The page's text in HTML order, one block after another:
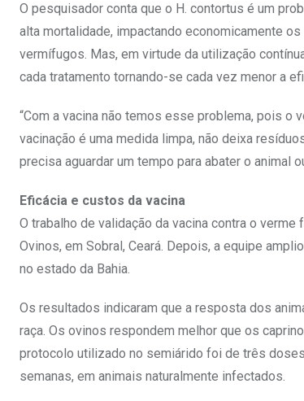
O pesquisador conta que o H. contortus é um
alta mortalidade, impactando economicamente
vermífugos. Mas, em virtude da utilização
cada tratamento tornando-se cada vez menor a
“Com a vacina não temos esse problema, pois o
vacinação é uma medida limpa, não deixa
precisa aguardar um tempo para abater o animal
Eficácia e custos da vacina
O trabalho de validação da vacina contra o
Ovinos, em Sobral, Ceará. Depois, a equipe
no estado da Bahia.
Os resultados indicaram que a resposta dos
raça. Os ovinos respondem melhor que os
protocolo utilizado no semiárido foi de três
semanas, em animais naturalmente infectados.